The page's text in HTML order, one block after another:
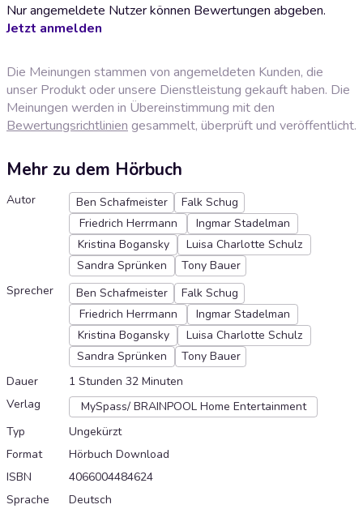
Nur angemeldete Nutzer können Bewertungen abgeben.
Jetzt anmelden
Die Meinungen stammen von angemeldeten Kunden, die
unser Produkt oder unsere Dienstleistung gekauft haben. Die
Meinungen werden in Übereinstimmung mit den
Bewertungsrichtlinien gesammelt, überprüft und veröffentlicht.
Mehr zu dem Hörbuch
Autor Ben Schafmeister
Falk Schug
Friedrich Herrmann
Ingmar Stadelman
Kristina Bogansky
Luisa Charlotte Schulz
Sandra Sprünken
Tony Bauer
Sprecher
Ben Schafmeister
Falk Schug
Friedrich Herrmann
Ingmar Stadelman
Kristina Bogansky
Luisa Charlotte Schulz
Sandra Sprünken
Tony Bauer
Dauer
1 Stunden 32 Minuten
Verlag
MySpass/ BRAINPOOL Home Entertainment
Typ
Ungekürzt
Format
Hörbuch Download
ISBN
4066004484624
Sprache
Deutsch